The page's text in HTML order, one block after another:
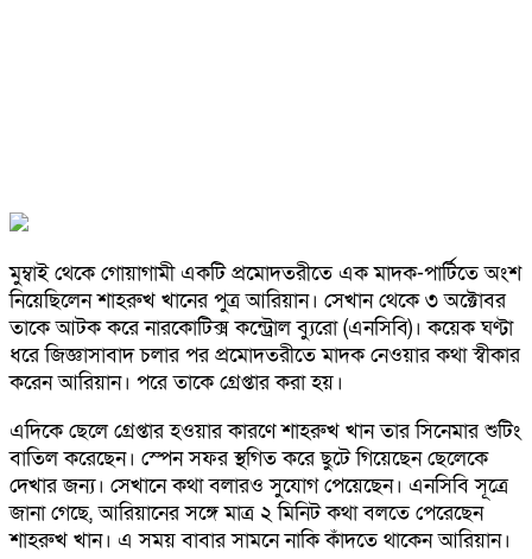
মুম্বাই থেকে গোয়াগামী একটি প্রমোদতরীতে এক মাদক-পার্টিতে অংশ
নিয়েছিলেন শাহরুখ খানের পুত্র আরিয়ান। সেখান থেকে ৩ অক্টোবর
তাকে আটক করে নারকোটিক্স কন্ট্রোল ব্যুরো (এনসিবি)। কয়েক ঘণ্টা
ধরে জিজ্ঞাসাবাদ চলার পর প্রমোদতরীতে মাদক নেওয়ার কথা স্বীকার
করেন আরিয়ান। পরে তাকে গ্রেপ্তার করা হয়।
এদিকে ছেলে গ্রেপ্তার হওয়ার কারণে শাহরুখ খান তার সিনেমার শুটিং
বাতিল করেছেন। স্পেন সফর স্থগিত করে ছুটে গিয়েছেন ছেলেকে
দেখার জন্য। সেখানে কথা বলারও সুযোগ পেয়েছেন। এনসিবি সূত্রে
জানা গেছে, আরিয়ানের সঙ্গে মাত্র ২ মিনিট কথা বলতে পেরেছেন
শাহরুখ খান। এ সময় বাবার সামনে নাকি কাঁদতে থাকেন আরিয়ান।